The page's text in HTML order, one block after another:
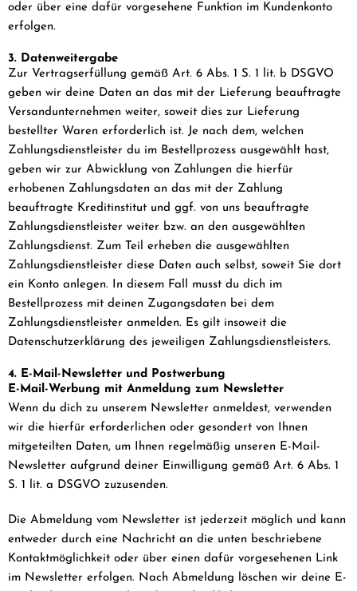
oder über eine dafür vorgesehene Funktion im Kundenkonto
erfolgen.
3. Datenweitergabe
Zur Vertragserfüllung gemäß Art. 6 Abs. 1 S. 1 lit. b DSGVO
geben wir deine Daten an das mit der Lieferung beauftragte
Versandunternehmen weiter, soweit dies zur Lieferung
bestellter Waren erforderlich ist. Je nach dem, welchen
Zahlungsdienstleister du im Bestellprozess ausgewählt hast,
geben wir zur Abwicklung von Zahlungen die hierfür
erhobenen Zahlungsdaten an das mit der Zahlung
beauftragte Kreditinstitut und ggf. von uns beauftragte
Zahlungsdienstleister weiter bzw. an den ausgewählten
Zahlungsdienst. Zum Teil erheben die ausgewählten
Zahlungsdienstleister diese Daten auch selbst, soweit Sie dort
ein Konto anlegen. In diesem Fall musst du dich im
Bestellprozess mit deinen Zugangsdaten bei dem
Zahlungsdienstleister anmelden. Es gilt insoweit die
Datenschutzerklärung des jeweiligen Zahlungsdienstleisters.
4. E-Mail-Newsletter und Postwerbung
E-Mail-Werbung mit Anmeldung zum Newsletter
Wenn du dich zu unserem Newsletter anmeldest, verwenden
wir die hierfür erforderlichen oder gesondert von Ihnen
mitgeteilten Daten, um Ihnen regelmäßig unseren E-Mail-
Newsletter aufgrund deiner Einwilligung gemäß Art. 6 Abs. 1
S. 1 lit. a DSGVO zuzusenden.
Die Abmeldung vom Newsletter ist jederzeit möglich und kann
entweder durch eine Nachricht an die unten beschriebene
Kontaktmöglichkeit oder über einen dafür vorgesehenen Link
im Newsletter erfolgen. Nach Abmeldung löschen wir deine E-